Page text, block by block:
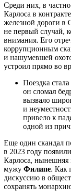
Среди них, в
Карлоса в
железной дороги в
не первый случай,
внимания. Его
коррупционным
и нашумевшей
устроил прямо во
Поездка
он сломал
вызвало
и
привело к
одной из
Еще один скандал
в 2023 году
Карлоса, нынешняя
мужу Филипе. Как
дискуссию в
сохранять